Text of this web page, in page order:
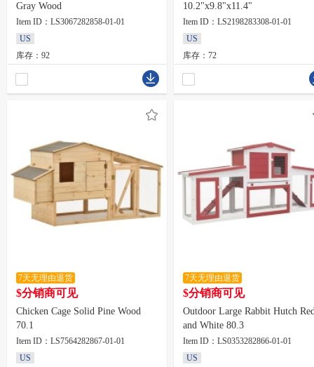
Gray Wood
Item ID：LS3067282858-01-01
US
库存：92
10.2"x9.8"x11.4"
Item ID：LS2198283308-01-01
US
库存：72
7天无理由退货
$分销商可见
Chicken Cage Solid Pine Wood
70.1
Item ID：LS7564282867-01-01
US
7天无理由退货
$分销商可见
Outdoor Large Rabbit Hutch
and White 80.3
Item ID：LS0353282866-01-01
US